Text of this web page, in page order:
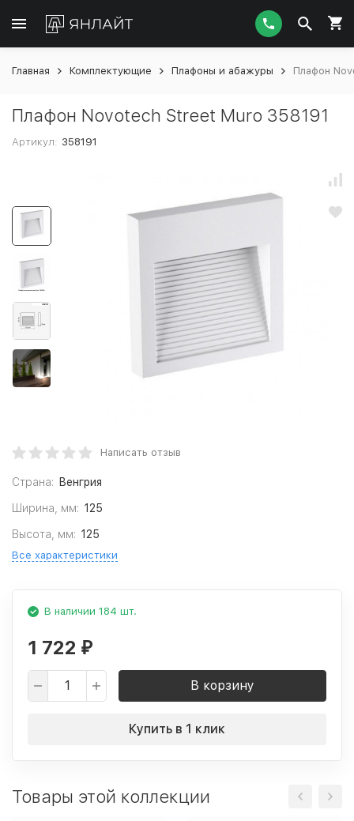
Главная Комплектующие Плафоны и абажуры Плафон
Плафон Novotech Street Muro 358191
Артикул: 358191
Написать отзыв
Страна: Венгрия
Ширина, мм: 125
Высота, мм: 125
Все характеристики
В наличии 184 шт.
1 722 ₽
В корзину
Купить в 1 клик
Товары этой коллекции